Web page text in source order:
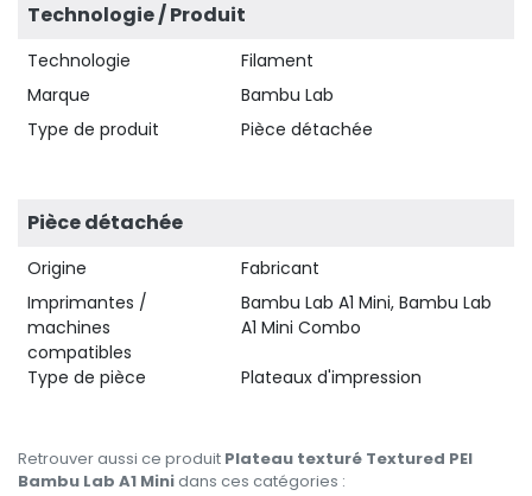
Technologie / Produit
Technologie
Filament
Marque
Bambu Lab
Type de produit
Pièce détachée
Pièce détachée
Origine
Fabricant
Imprimantes /
machines
compatibles
Bambu Lab A1 Mini, Bambu Lab
A1 Mini Combo
Type de pièce Plateaux d'impression
Retrouver aussi ce produit Plateau texturé Textured PEI
Bambu Lab A1 Minidans ces catégories :